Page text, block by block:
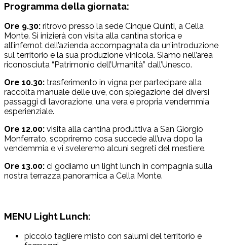
Programma della giornata:
Ore 9.30: ritrovo presso la sede Cinque Quinti, a Cella
Monte. Si inizierà con visita alla cantina storica e
all’infernot dell’azienda accompagnata da un’introduzione
sul territorio e la sua produzione vinicola. Siamo nell’area
riconosciuta “Patrimonio dell’Umanità” dall’Unesco.
Ore 10.30: trasferimento in vigna per partecipare alla
raccolta manuale delle uve, con spiegazione dei diversi
passaggi di lavorazione, una vera e propria vendemmia
esperienziale.
Ore 12.00: visita alla cantina produttiva a San Giorgio
Monferrato, scopriremo cosa succede all’uva dopo la
vendemmia e vi sveleremo alcuni segreti del mestiere.
Ore 13.00: ci godiamo un light lunch in compagnia sulla
nostra terrazza panoramica a Cella Monte.
MENU Light Lunch:
piccolo tagliere misto con salumi del territorio e